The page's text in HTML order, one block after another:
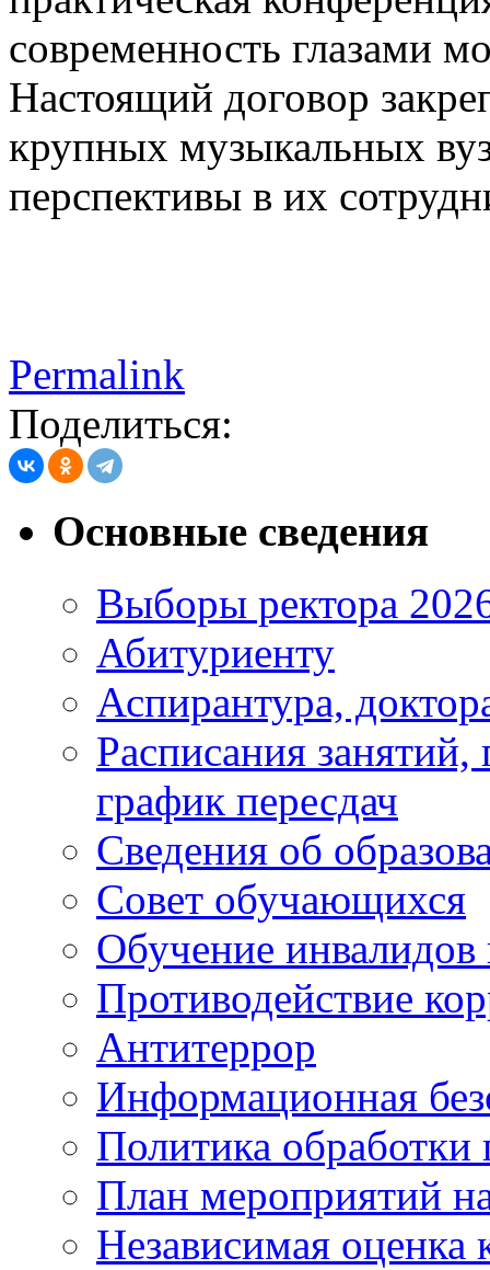
современность глазами
Настоящий договор
крупных музыкальных
перспективы в их
Permalink
Поделиться:
Основные сведения
Выборы ректора
Абитуриенту
Аспирантура,
Расписания
график пересдач
Сведения об
Совет обучающихся
Обучение
Противодействие
Антитеррор
Информационная
Политика
План мероприятий
Независимая оценка